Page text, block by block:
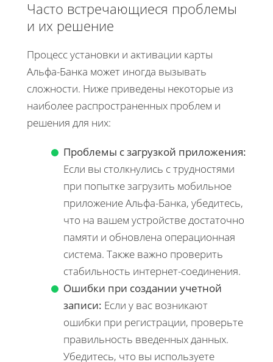
Часто встречающиеся проблемы
и их решение
Процесс установки и активации карты
Альфа-Банка может иногда вызывать
сложности. Ниже приведены некоторые из
наиболее распространенных проблем и
решения для них:
Проблемы с загрузкой приложения:
Если вы столкнулись с трудностями
при попытке загрузить мобильное
приложение Альфа-Банка, убедитесь,
что на вашем устройстве достаточно
памяти и обновлена операционная
система. Также важно проверить
стабильность интернет-соединения.
Ошибки при создании учетной
записи: Если у вас возникают
ошибки при регистрации, проверьте
правильность введенных данных.
Убедитесь, что вы используете